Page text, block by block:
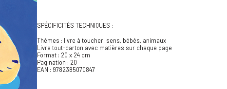
SPÉCIFICITÉS TECHNIQUES :
Thèmes : livre à toucher, sens, bébés, animaux
Livre tout-carton avec matières sur chaque page
Format : 20 x 24 cm
Pagination : 20
EAN : 9782385070847